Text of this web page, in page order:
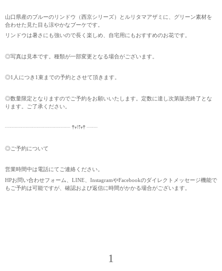
山口県産のブルーのリンドウ（西京シリーズ）とルリタマアザミに、グリーン素材を
合わせた見た目も涼やかなブーケです。
リンドウは暑さにも強いので長く楽しめ、自宅用にもおすすめのお花です。
◎写真は見本です。種類が一部変更となる場合がございます。
◎1人につき1束までの予約とさせて頂きます。
◎数量限定となりますのでご予約をお願いいたします。定数に達し次第販売終了とな
ります。ご了承ください。
┈┈┈┈┈┈┈┈┈┈┈┈ 𖤣𖥧𖥣𖡡𖥧𖤣 ┈┈
◎ご予約について
営業時間中は電話にてご連絡ください。
HPお問い合わせフォーム、LINE、InstagramやFacebookのダイレクトメッセージ機能で
もご予約は可能ですが、確認および返信に時間がかかる場合がございます。
1